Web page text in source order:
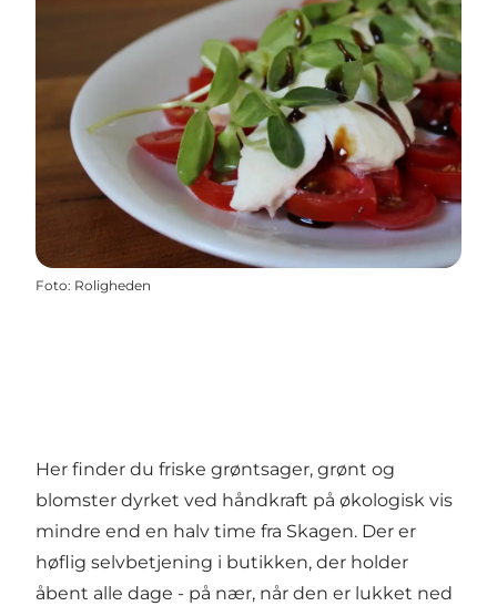
Foto: Roligheden
Her finder du friske grøntsager, grønt og
blomster dyrket ved håndkraft på økologisk vis
mindre end en halv time fra Skagen. Der er
høflig selvbetjening i butikken, der holder
åbent alle dage - på nær, når den er lukket ned